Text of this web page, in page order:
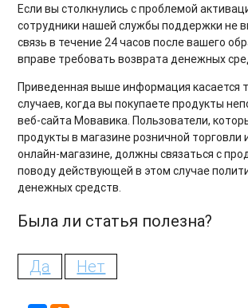
Если вы столкнулись с проблемой
сотрудники нашей службы поддержки не
связь в течение 24 часов после вашего
вправе требовать возврата денежных
Приведенная выше информация касается
случаев, когда вы покупаете продукты
веб-сайта Мовавика. Пользователи,
продукты в магазине розничной торговли
онлайн-магазине, должны связаться с
поводу действующей в этом случае
денежных средств.
Была ли статья полезна?
Да Нет